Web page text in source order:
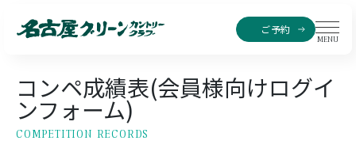
ご予約
MENU
コンペ成績表(会員様向けログイ
ンフォーム)
COMPETITION RECORDS